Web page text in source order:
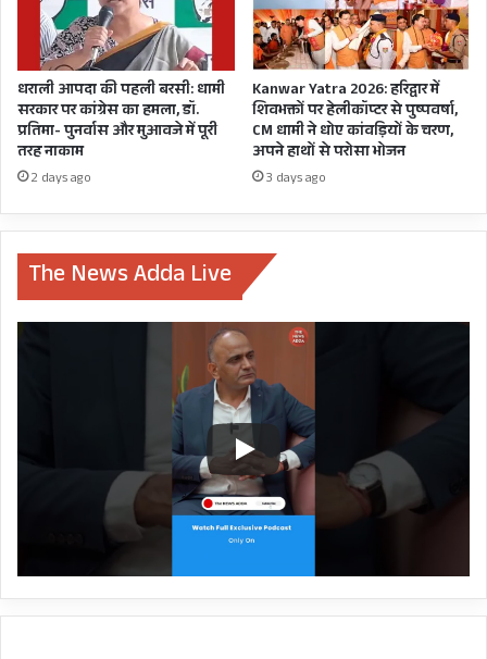
DGP ASHOK KUMAR
FRONTLINE WARRIORS
UTTARAKHAND POICE
VANSH
धराली आपदा की पहली बरसी: धामी
सरकार पर कांग्रेस का हमला, डॉ.
प्रतिमा- पुनर्वास और मुआवजे में पूरी
तरह नाकाम
2 days ago
Kanwar Yatra 2026: हरिद्वार में
शिवभक्तों पर हेलीकॉप्टर से पुष्पवर्षा,
CM धामी ने धोए कांवड़ियों के चरण,
अपने हाथों से परोसा भोजन
3 days ago
The News Adda Live